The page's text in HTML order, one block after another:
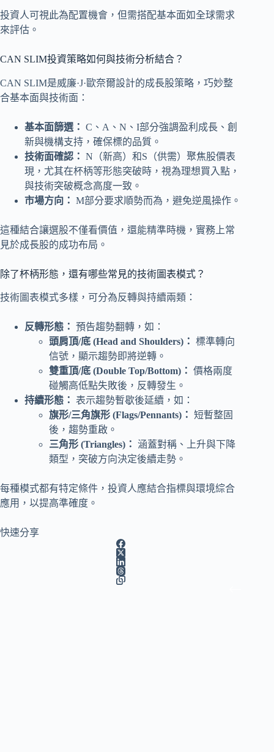
投資人可視此為配置機會，但需搭配基本面如全球需求
來評估。
CAN SLIM投資策略如何與技術分析結合？
CAN SLIM是威廉·J·歐奈爾設計的成長股策略，巧妙整
合基本面與技術面：
基本面篩選： C、A、N、I部分強調盈利成長、創
新與機構支持，確保標的品質。
技術面確認： N（新高）和S（供需）聚焦股價表
現，尤其在杯柄等形態突破時，視為理想買入點，
與技術突破概念高度一致。
市場方向： M部分要求順勢而為，避免逆風操作。
這種結合讓選股不僅看價值，還能精準時機，實務上常
見於成長股的成功布局。
除了杯柄形態，還有哪些常見的技術圖表模式？
技術圖表模式多樣，可分為反轉與持續兩類：
反轉形態： 預告趨勢翻轉，如：
頭肩頂/底 (Head and Shoulders)： 標準轉向
信號，顯示趨勢即將逆轉。
雙重頂/底 (Double Top/Bottom)： 價格兩度
碰觸高低點失敗後，反轉發生。
持續形態： 表示趨勢暫歇後延續，如：
旗形/三角旗形 (Flags/Pennants)： 短暫整固
後，趨勢重啟。
三角形 (Triangles)： 涵蓋對稱、上升與下降
類型，突破方向決定後續走勢。
每種模式都有特定條件，投資人應結合指標與環境綜合
應用，以提高準確度。
快速分享